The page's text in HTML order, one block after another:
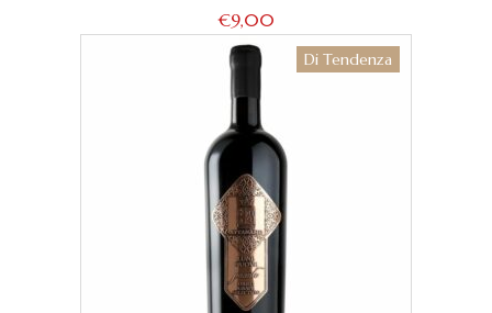
€9,00
Di Tendenza